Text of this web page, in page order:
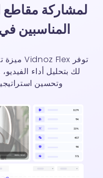
لمشاركة مقاطع
المناسبين
توفر Vidnoz Flex ميزة تتبع الفيديو القوية لك.
لك بتحليل أداء
وتحسين